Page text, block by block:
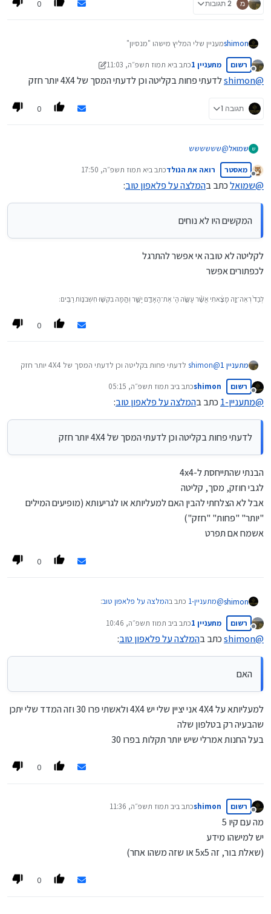
מ 2 תגובות 0
shimonמעניין שלי המליץ מישהו "מנסיון"
בהשוואה ל-4x4 ו-5x5
האם מישהו יכול להגיב על הדבר ?
מנותק
רשום מתעניין 1 כתב ביא תמוז תשפ״ה, 11:03
נערך לאחרונה על ידי מתעניין 1
@
shimonלדעתי פחות בקליטה וכן לדעתי המסך של 4X4 יותר חזק
תגובה 1 0
ש שמואל@שששששש
בפלאפון 4X4 וכן בQ7 המקשים היו לא נוחים (בלשון המעטה),
האם זה שיפרו את זה ב5X5 ובQ8 ?
מנותק
מאסטר רואה את הנולדכתב ביא תמוז תשפ״ה, 17:50
נערך לאחרונה על ידי
@שמואלכתב בהמלצה על פלאפון טוב:
המקשים היו לא נוחים
לקליטה לא טובה אי אפשר להתרגל
לכפתורים אפשר
לְבַד֙ רְאֵה־זֶ֣ה מָצָ֔אתִי אֲשֶׁ֨ר עָשָׂ֧ה הָ' אֶת־הָאָדָ֖ם יָשָׁ֑ר וְהֵ֥מָּה בִקְשׁ֖וּ חִשְּׁבֹנ֥וֹת רַבִּֽים׃
0
מתעניין 1 @
shimon לדעתי פחות בקליטה וכן לדעתי המסך של 4X4 יותר חזק
מנותק
רשום shimonכתב ביב תמוז תשפ״ה, 05:15
נערך לאחרונה על ידי
@מתעניין-1 כתב בהמלצה על פלאפון טוב:
לדעתי פחות בקליטה וכן לדעתי המסך של 4X4 יותר חזק
הבנתי שהתייחסת ל-4x4
לגבי חוזק, מסך, קליטה
אבל לא הצלחתי להבין האם למעליותא או לגריעותא (מופיעים המילים
"יותר" "פחות" "חזק")
אשמח אם תפרט
0
shimon
@מתעניין-1 כתב בהמלצה על פלאפון טוב:
לדעתי פחות בקליטה וכן לדעתי המסך של 4X4 יותר חזק
"יותר" "פחות" "חזק")
אשמח אם תפרט
מנותק
רשום מתעניין 1 כתב ביב תמוז תשפ״ה, 10:46
נערך לאחרונה על ידי
@
shimonכתב בהמלצה על פלאפון טוב:
האם
למעליותא על 4X4 אני יציין שלי יש 4X4 ולאשתי פרו 30 וזה המדד שלי יתכן
שהבעיה רק בטלפון שלה
בעל החנות אמרלי שיש יותר תקלות בפרו 30
0
מנותק
רשום shimonכתב ביב תמוז תשפ״ה, 11:36
נערך לאחרונה על ידי
מה עם קיו 5
יש למישהו מידע
(שאלת בור, זה 5x5 או שזה משהו אחר)
0